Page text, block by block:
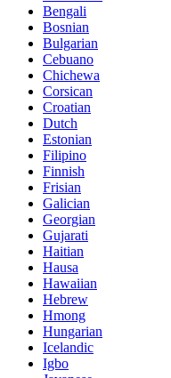
Bengali
Bosnian
Bulgarian
Cebuano
Chichewa
Corsican
Croatian
Dutch
Estonian
Filipino
Finnish
Frisian
Galician
Georgian
Gujarati
Haitian
Hausa
Hawaiian
Hebrew
Hmong
Hungarian
Icelandic
Igbo